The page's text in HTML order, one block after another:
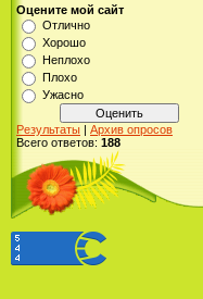
Оцените мой сайт
Отлично
Хорошо
Неплохо
Плохо
Ужасно
Результаты | Архив опросов
Всего ответов: 188